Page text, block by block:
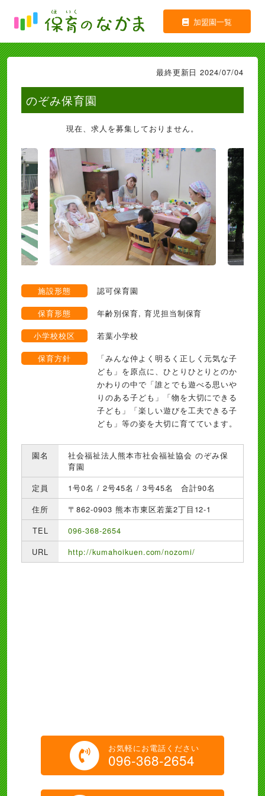
加盟園一覧
最終更新日 2024/07/04
のぞみ保育園
現在、求人を募集しておりません。
施設形態
認可保育園
保育形態
年齢別保育, 育児担当制保育
小学校校区
若葉小学校
保育方針
「みんな仲よく明るく正しく元気な子
ども」を原点に、ひとりひとりとのか
かわりの中で「誰とでも遊べる思いや
りのある子ども」「物を大切にできる
子ども」「楽しい遊びを工夫できる子
ども」等の姿を大切に育てています。
園名
社会福祉法人熊本市社会福祉協会 のぞみ保
育園
定員
1号0名 / 2号45名 / 3号45名 合計90名
住所
〒862-0903 熊本市東区若葉2丁目12-1
TEL
096-368-2654
URL
http://kumahoikuen.com/nozomi/
お気軽にお電話ください
096-368-2654